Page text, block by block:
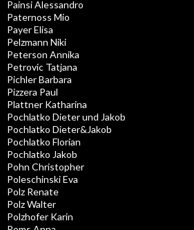
Painsi Alessandro
Paternoss Mio
Payer Elisa
Pelzmann Niki
Peterson Annika
Petrovic Tatjana
Pichler Barbara
Pizzera Paul
Plattner Katharina
Pochlatko Dieter und Jakob
Pochlatko Dieter&Jakob
Pochlatko Florian
Pochlatko Jakob
Pohn Christopher
Poleschinski Eva
Polz Renate
Polz Walter
Polzhofer Karin